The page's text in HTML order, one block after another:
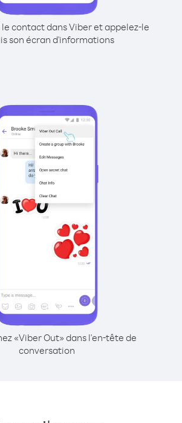
contact dans Viber et appelez-le
son écran d'informations
«Viber Out» dans l'en-tête de
conversation